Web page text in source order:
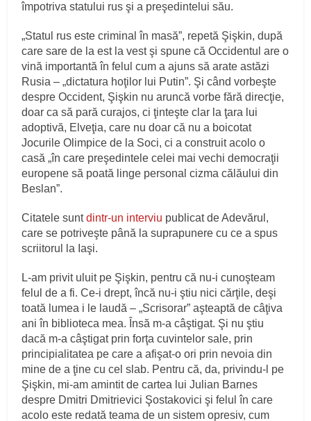
împotriva statului rus şi a preşedintelui său.
„Statul rus este criminal în masă”, repetă Şişkin, după
care sare de la est la vest şi spune că Occidentul are o
vină importantă în felul cum a ajuns să arate astăzi
Rusia – „dictatura hoţilor lui Putin”. Şi când vorbeşte
despre Occident, Şişkin nu aruncă vorbe fără direcţie,
doar ca să pară curajos, ci ţinteşte clar la ţara lui
adoptivă, Elveţia, care nu doar că nu a boicotat
Jocurile Olimpice de la Soci, ci a construit acolo o
casă „în care preşedintele celei mai vechi democraţii
europene să poată linge personal cizma călăului din
Beslan”.
Citatele suntdintr-un interviu publicat de Adevărul,
care se potriveşte până la suprapunere cu ce a spus
scriitorul la Iaşi.
L-am privit uluit pe Şişkin, pentru că nu-i cunoşteam
felul de a fi. Ce-i drept, încă nu-i ştiu nici cărţile, deşi
toată lumea i le laudă – „Scrisorar” aşteaptă de câţiva
ani în biblioteca mea. Însă m-a câştigat. Şi nu ştiu
dacă m-a câştigat prin forţa cuvintelor sale, prin
principialitatea pe care a afişat-o ori prin nevoia din
mine de a ţine cu cel slab. Pentru că, da, privindu-l pe
Şişkin, mi-am amintit de cartea lui Julian Barnes
despre Dmitri Dmitrievici Şostakovici şi felul în care
acolo este redată teama de un sistem opresiv, cum